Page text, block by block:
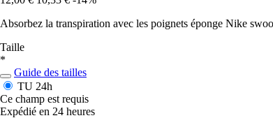
Absorbez la transpiration avec les poignets éponge Nike
Taille
*
Guide des tailles
TU 24h
Ce champ est requis
Expédié en 24 heures